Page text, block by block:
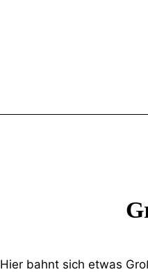
Hier bahnt sich etwas